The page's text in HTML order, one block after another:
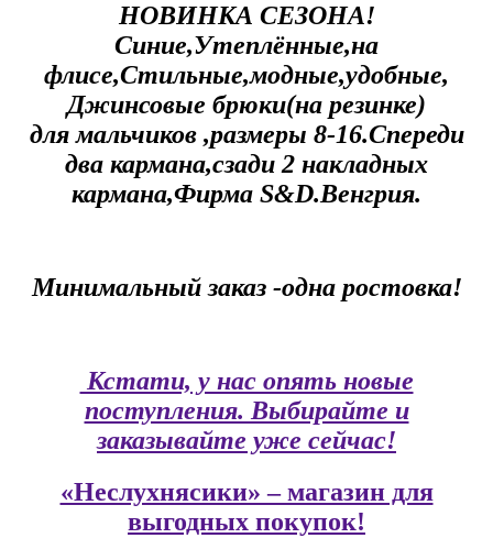
НОВИНКА СЕЗОНА!
Синие,Утеплённые,на
флисе,Стильные,модные,удобные,
Джинсовые брюки(на резинке)
для мальчиков ,размеры 8-16.Спереди
два кармана,сзади 2 накладных
кармана,Фирма S&D.Венгрия.
Минимальный заказ -одна ростовка!
Кстати, у нас опять новые
поступления. Выбирайте и
заказывайте уже сейчас!
«Неслухнясики» – магазин для
выгодных покупок!